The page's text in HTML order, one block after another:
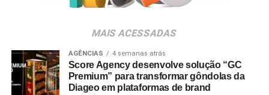
Para ingressar no programa e participar do sorteio, os
Shopping Villa Lobos, efetuar o cadastro e enviar
comprovantes fiscais de qualquer valor. O regulamento
completo está disponível no site do empreendimento.
MAIS ACESSADAS
AGÊNCIAS 4 semanas atrás
Score Agency desenvolve solução “GC
Premium” para transformar gôndolas da
Diageo em plataformas de brand